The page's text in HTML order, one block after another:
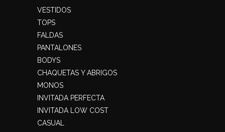
VESTIDOS
TOPS
FALDAS
PANTALONES
BODYS
CHAQUETAS Y ABRIGOS
MONOS
INVITADA PERFECTA
INVITADA LOW COST
CASUAL